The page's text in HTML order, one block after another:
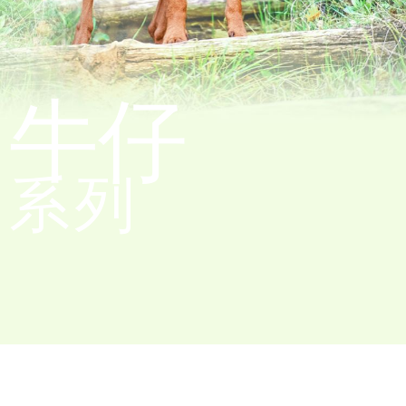
牛仔
系列